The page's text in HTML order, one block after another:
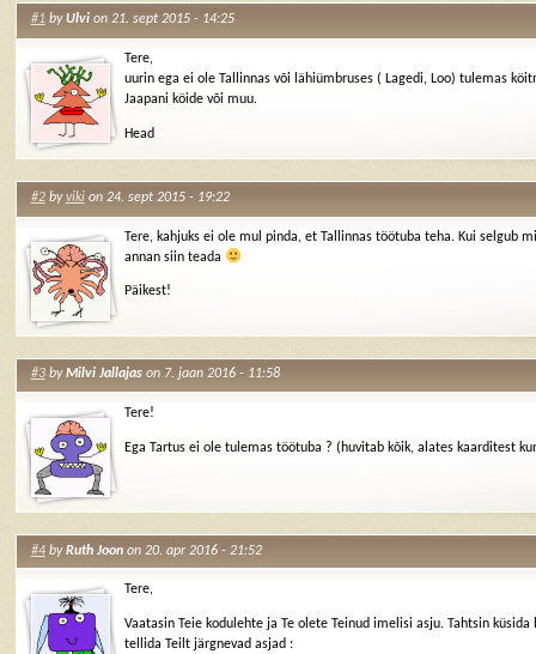
#1byUlvion 21. sept 2015 - 14:25
Tere,
uurin ega ei ole Tallinnas või lähiümbruses ( Lagedi, Loo) tulemas
Jaapani köide või muu.
Head
#2byvikion 24. sept 2015 - 19:22
Tere, kahjuks ei ole mul pinda, et Tallinnas töötuba teha. Kui selgub
annan siin teada
Päikest!
#3byMilvi Jallajason 7. jaan 2016 - 11:58
Tere!
Ega Tartus ei ole tulemas töötuba ? (huvitab kõik, alates kaarditest
#4byRuth Joonon 20. apr 2016 - 21:52
Tere,
Vaatasin Teie kodulehte ja Te olete Teinud imelisi asju. Tahtsin
tellida Teilt järgnevad asjad :